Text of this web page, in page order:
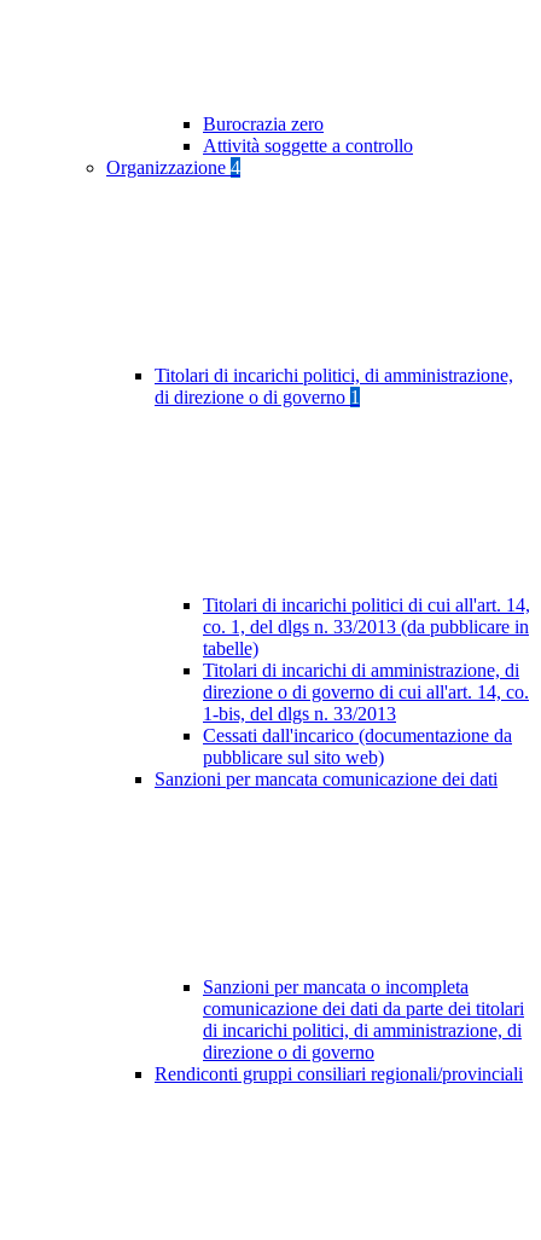
Burocrazia zero
Attività soggette a controllo
Organizzazione 4
Titolari di incarichi politici, di amministrazione,
di direzione o di governo 1
Titolari di incarichi politici di cui all'art. 14,
co. 1, del dlgs n. 33/2013 (da pubblicare in
tabelle)
Titolari di incarichi di amministrazione, di
direzione o di governo di cui all'art. 14, co.
1-bis, del dlgs n. 33/2013
Cessati dall'incarico (documentazione da
pubblicare sul sito web)
Sanzioni per mancata comunicazione dei dati
Sanzioni per mancata o incompleta
comunicazione dei dati da parte dei titolari
di incarichi politici, di amministrazione, di
direzione o di governo
Rendiconti gruppi consiliari regionali/provinciali